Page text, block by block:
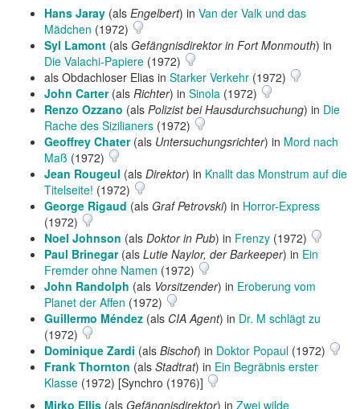
Hans Jaray (als Engelbert) in Van der Valk und das
Mädchen (1972)
Syl Lamont (als Gefängnisdirektor in Fort Monmouth) in
Die Valachi-Papiere (1972)
als Obdachloser Elias in Starker Verkehr (1972)
John Carter(als Richter) in Sinola (1972)
Renzo Ozzano (als Polizist bei Hausdurchsuchung) in Die
Rache des Sizilianers (1972)
Geoffrey Chater(als Untersuchungsrichter) in Mord nach
Maß (1972)
Jean Rougeul (als Direktor) in Knallt das Monstrum auf die
Titelseite! (1972)
George Rigaud (als Graf Petrovski) in Horror-Express
(1972)
Noel Johnson (als Doktor in Pub) in Frenzy (1972)
Paul Brinegar(als Lutie Naylor, der Barkeeper) in Ein
Fremder ohne Namen (1972)
John Randolph (als Vorsitzender) in Eroberung vom
Planet der Affen (1972)
Guillermo Méndez (als CIA Agent) in Dr. M schlägt zu
(1972)
Dominique Zardi (als Bischof) in Doktor Popaul (1972)
Frank Thornton (als Stadtrat) in Ein Begräbnis erster
Klasse (1972) [Synchro (1976)]
Mirko Ellis (als Gefängnisdirektor) in Zwei wilde